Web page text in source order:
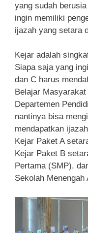
yang sudah
ingin memiliki
ijazah yang setara
Kejar adalah
Siapa saja yang
dan C harus
Belajar
Departemen
nantinya bisa
mendapatkan
Kejar Paket A
Kejar Paket B
Pertama (SMP),
Sekolah Menengah